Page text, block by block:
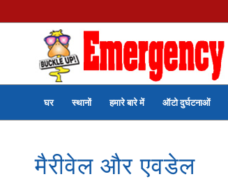
घर स्थानों हमारे बारे में ऑटो दुर्घटनाओं
मैरीवेल और एवडेल